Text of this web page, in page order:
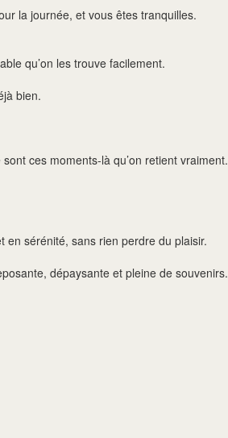
la journée, et vous êtes tranquilles.
qu’on les trouve facilement.
bien.
ces moments-là qu’on retient vraiment.
sérénité, sans rien perdre du plaisir.
dépaysante et pleine de souvenirs.